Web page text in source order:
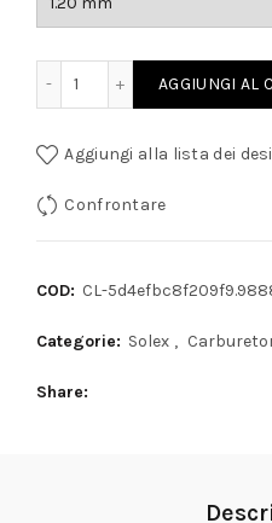
AGGIUNGI AL
Aggiungi alla lista dei
Confrontare
COD: CL-
Categorie: Solex ,
Share